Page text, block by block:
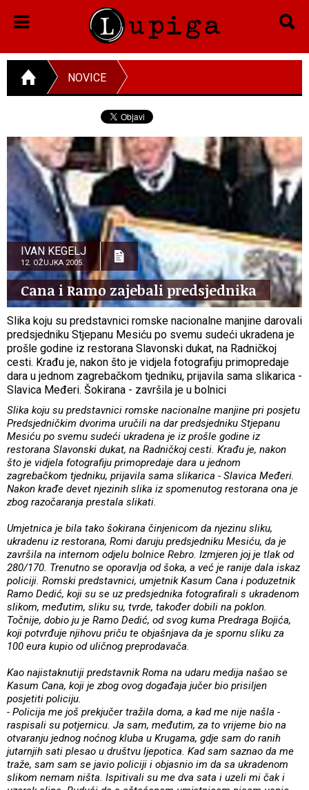
NOVICE
IVAN KEGELJ
12. OŽUJKA 2005.
Cana i Ramo zajebali predsjednika
Slika koju su predstavnici romske nacionalne manjine darovali
predsjedniku Stjepanu Mesiću po svemu sudeći ukradena je
prošle godine iz restorana Slavonski dukat, na Radničkoj
cesti. Krađu je, nakon što je vidjela fotografiju primopredaje
dara u jednom zagrebačkom tjedniku, prijavila sama slikarica -
Slavica Međeri. Šokirana - završila je u bolnici
Slika koju su predstavnici romske nacionalne manjine pri posjetu
Predsjedničkim dvorima uručili na dar predsjedniku Stjepanu
Mesiću po svemu sudeći ukradena je iz prošle godine iz
restorana Slavonski dukat, na Radničkoj cesti. Krađu je, nakon
što je vidjela fotografiju primopredaje dara u jednom
zagrebačkom tjedniku, prijavila sama slikarica - Slavica Međeri.
Nakon krađe devet njezinih slika iz spomenutog restorana ona je
zbog razočaranja prestala slikati.
Umjetnica je bila tako šokirana činjenicom da njezinu sliku,
ukradenu iz restorana, Romi daruju predsjedniku Mesiću, da je
završila na internom odjelu bolnice Rebro. Izmjeren joj je tlak od
280/170. Trenutno se oporavlja od šoka, a već je ranije dala iskaz
policiji. Romski predstavnici, umjetnik Kasum Cana i poduzetnik
Ramo Dedić, koji su se uz predsjednika fotografirali s ukradenom
slikom, međutim, sliku su, tvrde, također dobili na poklon.
Točnije, dobio ju je Ramo Dedić, od svog kuma Predraga Bojića,
koji potvrđuje njihovu priču te objašnjava da je spornu sliku za
100 eura kupio od uličnog preprodavača.
Kao najistaknutiji predstavnik Roma na udaru medija našao se
Kasum Cana, koji je zbog ovog događaja jučer bio prisiljen
posjetiti policiju.
- Policija me još prekjučer tražila doma, a kad me nije našla -
raspisali su potjernicu. Ja sam, međutim, za to vrijeme bio na
otvaranju jednog noćnog kluba u Krugama, gdje sam do ranih
jutarnjih sati plesao u društvu ljepotica. Kad sam saznao da me
traže, sam sam se javio policiji i objasnio im da sa ukradenom
slikom nemam ništa. Ispitivali su me dva sata i uzeli mi čak i